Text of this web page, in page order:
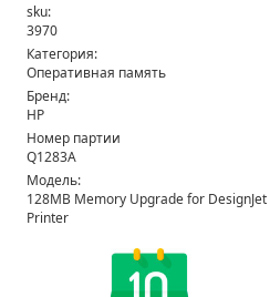
sku:
3970
Категория:
Оперативная память
Бренд:
HP
Номер партии
Q1283A
Модель:
128MB Memory Upgrade for
Printer